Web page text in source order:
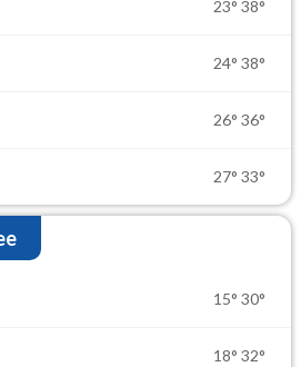
23° 38°
24° 38°
26° 36°
27° 33°
15° 30°
18° 32°